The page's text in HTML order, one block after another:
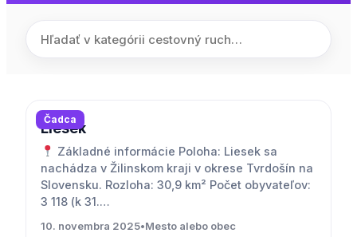
Čadca
Liesek
Základné informácie Poloha: Liesek sa
nachádza v Žilinskom kraji v okrese Tvrdošín na
Slovensku. Rozloha: 30,9 km² Počet obyvateľov:
3 118 (k 31.…
10. novembra 2025•Mesto alebo obec